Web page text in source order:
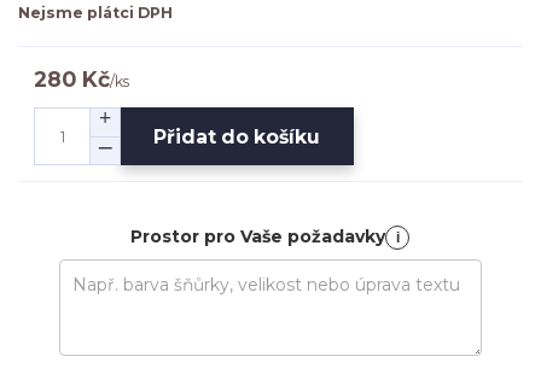
Nejsme plátci DPH
280 Kč/ks
Přidat do košíku
Prostor pro Vaše požadavky i